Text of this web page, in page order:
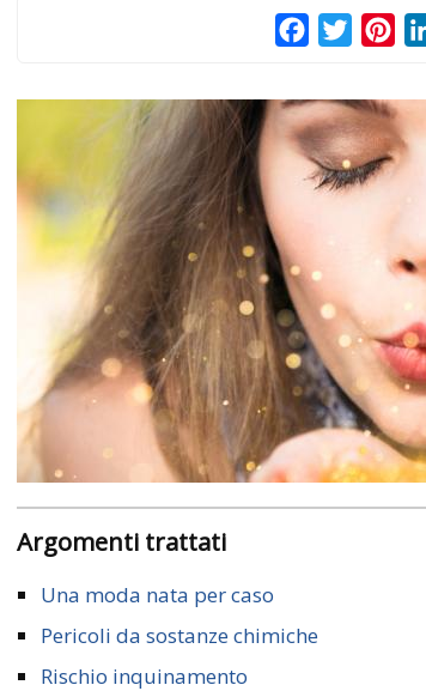
FacebookTwitter
Argomenti trattati
Una moda nata per caso
Pericoli da sostanze chimiche
Rischio inquinamento